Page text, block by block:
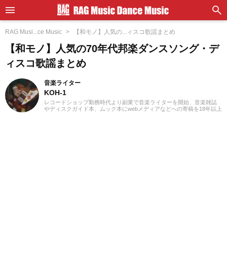
RAG Musi...ce Music 【和モノ】人気の...ィスコ歌謡まとめ
【和モノ】人気の70年代邦楽ダンスソング・デ
ィスコ歌謡まとめ
音楽ライター
KOH-1
レコードショップ勤務時代より副業で音楽ライターを開始、音楽雑誌
やディスクガイド本、ムック本にwebメディアなどへの寄稿を18年以上